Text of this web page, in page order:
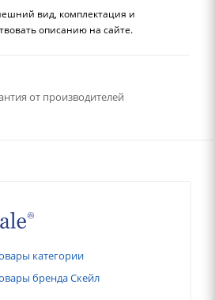
вид, комплектация и
описанию на сайте.
от производителей
категории
бренда Скейл